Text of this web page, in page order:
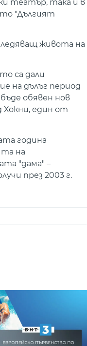
театър, така и в
"Дългият
живота на
са дали
на дълъг период
обявен нов
Хокни, един от
година
на
"дама" –
през 2003 г.